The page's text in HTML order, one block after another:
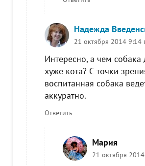
Надежда
21 октября 2014 9:14
Интересно, а чем собака
хуже кота? С точки
воспитанная собака
аккуратно.
Ответить
Мария
21 октября